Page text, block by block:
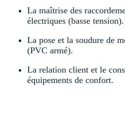
La maîtrise des
électriques (basse tension).
La pose et la soudure de
(PVC armé).
La relation client et le
équipements de confort.